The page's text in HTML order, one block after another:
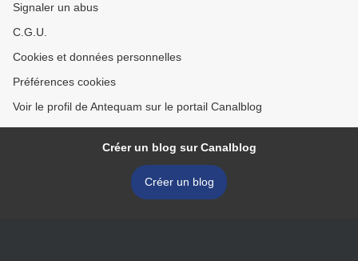
Signaler un abus
C.G.U.
Cookies et données personnelles
Préférences cookies
Voir le profil de Antequam sur le portail Canalblog
Créer un blog sur Canalblog
Créer un blog